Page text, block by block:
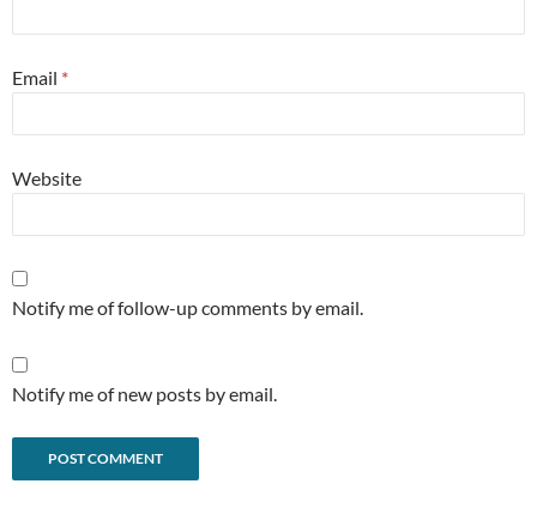
Email *
Website
Notify me of follow-up comments by email.
Notify me of new posts by email.